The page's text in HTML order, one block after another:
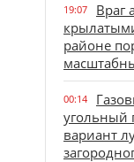
19:07
Враг
районе
00:14
угольный
вариант